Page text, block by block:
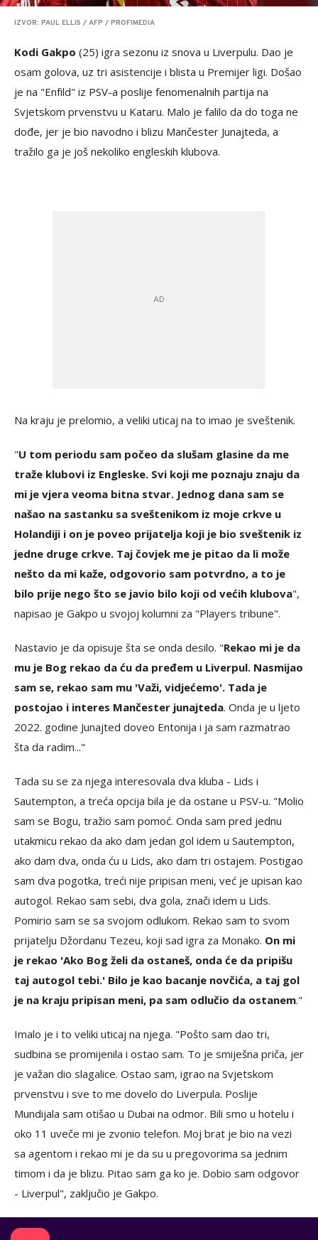
IZVOR: PAUL ELLIS / AFP / PROFIMEDIA
Kodi Gakpo (25) igra sezonu iz snova u Liverpulu. Dao je
osam golova, uz tri asistencije i blista u Premijer ligi. Došao
je na "Enfild" iz PSV-a poslije fenomenalnih partija na
Svjetskom prvenstvu u Kataru. Malo je falilo da do toga ne
dođe, jer je bio navodno i blizu Mančester Junajteda, a
tražilo ga je još nekoliko engleskih klubova.
Na kraju je prelomio, a veliki uticaj na to imao je sveštenik.
"U tom periodu sam počeo da slušam glasine da me
traže klubovi iz Engleske. Svi koji me poznaju znaju da
mi je vjera veoma bitna stvar. Jednog dana sam se
našao na sastanku sa sveštenikom iz moje crkve u
Holandiji i on je poveo prijatelja koji je bio sveštenik iz
jedne druge crkve. Taj čovjek me je pitao da li može
nešto da mi kaže, odgovorio sam potvrdno, a to je
bilo prije nego što se javio bilo koji od većih klubova",
napisao je Gakpo u svojoj kolumni za "Players tribune".
Nastavio je da opisuje šta se onda desilo. "Rekao mi je da
mu je Bog rekao da ću da pređem u Liverpul. Nasmijao
sam se, rekao sam mu 'Važi, vidjećemo'. Tada je
postojao i interes Mančester junajteda. Onda je u ljeto
2022. godine Junajted doveo Entonija i ja sam razmatrao
šta da radim..."
Tada su se za njega interesovala dva kluba - Lids i
Sautempton, a treća opcija bila je da ostane u PSV-u. "Molio
sam se Bogu, tražio sam pomoć. Onda sam pred jednu
utakmicu rekao da ako dam jedan gol idem u Sautempton,
ako dam dva, onda ću u Lids, ako dam tri ostajem. Postigao
sam dva pogotka, treći nije pripisan meni, već je upisan kao
autogol. Rekao sam sebi, dva gola, znači idem u Lids.
Pomirio sam se sa svojom odlukom. Rekao sam to svom
prijatelju Džordanu Tezeu, koji sad igra za Monako. On mi
je rekao 'Ako Bog želi da ostaneš, onda će da pripišu
taj autogol tebi.' Bilo je kao bacanje novčića, a taj gol
je na kraju pripisan meni, pa sam odlučio da ostanem."
Imalo je i to veliki uticaj na njega. "Pošto sam dao tri,
sudbina se promijenila i ostao sam. To je smiješna priča, jer
je važan dio slagalice. Ostao sam, igrao na Svjetskom
prvenstvu i sve to me dovelo do Liverpula. Poslije
Mundijala sam otišao u Dubai na odmor. Bili smo u hotelu i
oko 11 uveče mi je zvonio telefon. Moj brat je bio na vezi
sa agentom i rekao mi je da su u pregovorima sa jednim
timom i da je blizu. Pitao sam ga ko je. Dobio sam odgovor
- Liverpul", zaključio je Gakpo.